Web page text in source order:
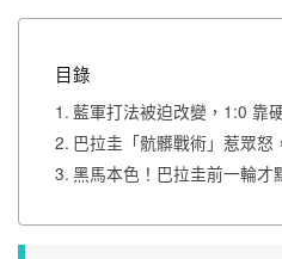
目錄
藍軍打法被迫改變，1:0 靠
巴拉圭「骯髒戰術」惹眾怒
黑馬本色！巴拉圭前一輪才